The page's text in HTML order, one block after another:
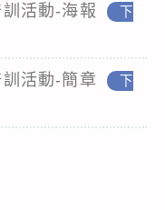
訓活動-海報
下
訓活動-簡章
下